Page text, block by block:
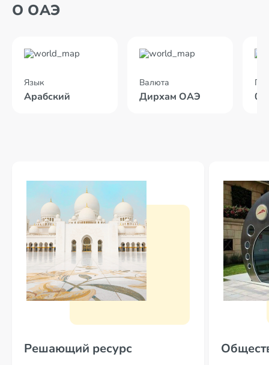
О ОАЭ
Язык
Арабский
Валюта
Дирхам ОАЭ
Решающий ресурс